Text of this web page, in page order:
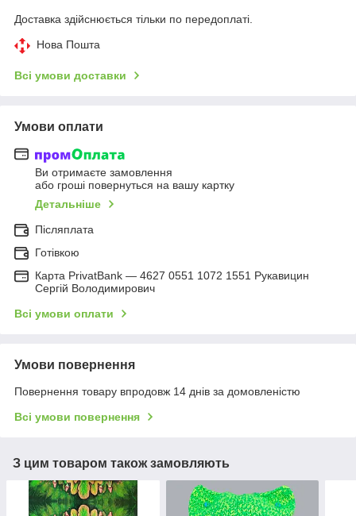
Доставка здійснюється тільки по передоплаті.
Нова Пошта
Всі умови доставки
Умови оплати
Ви отримаєте замовлення
або гроші повернуться на вашу картку
Детальніше
Післяплата
Готівкою
Карта PrivatBank — 4627 0551 1072 1551 Рукавицин
Сергій Володимирович
Всі умови оплати
Умови повернення
Повернення товару впродовж 14 днів за домовленістю
Всі умови повернення
З цим товаром також замовляють